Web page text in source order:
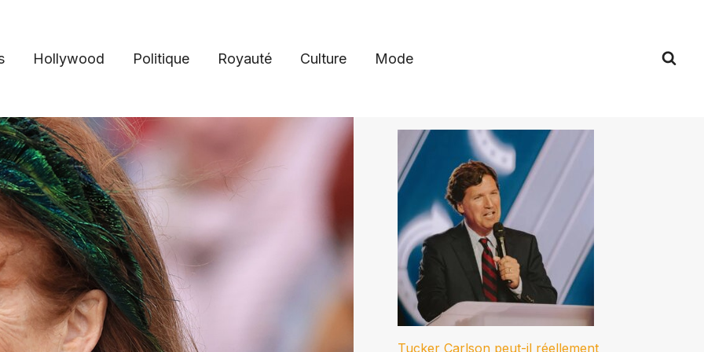
Hollywood Politique Royauté Culture Mode
Tucker Carlson peut-il réellement